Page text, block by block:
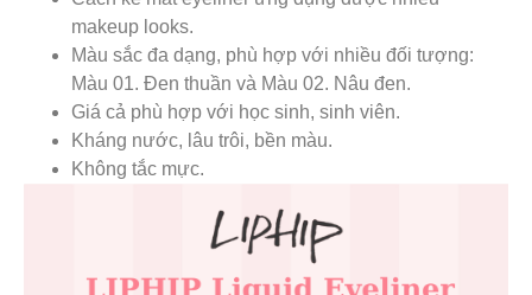
makeup looks.
Màu sắc đa dạng, phù hợp với nhiều đối tượng:
Màu 01. Đen thuần và Màu 02. Nâu đen.
Giá cả phù hợp với học sinh, sinh viên.
Kháng nước, lâu trôi, bền màu.
Không tắc mực.